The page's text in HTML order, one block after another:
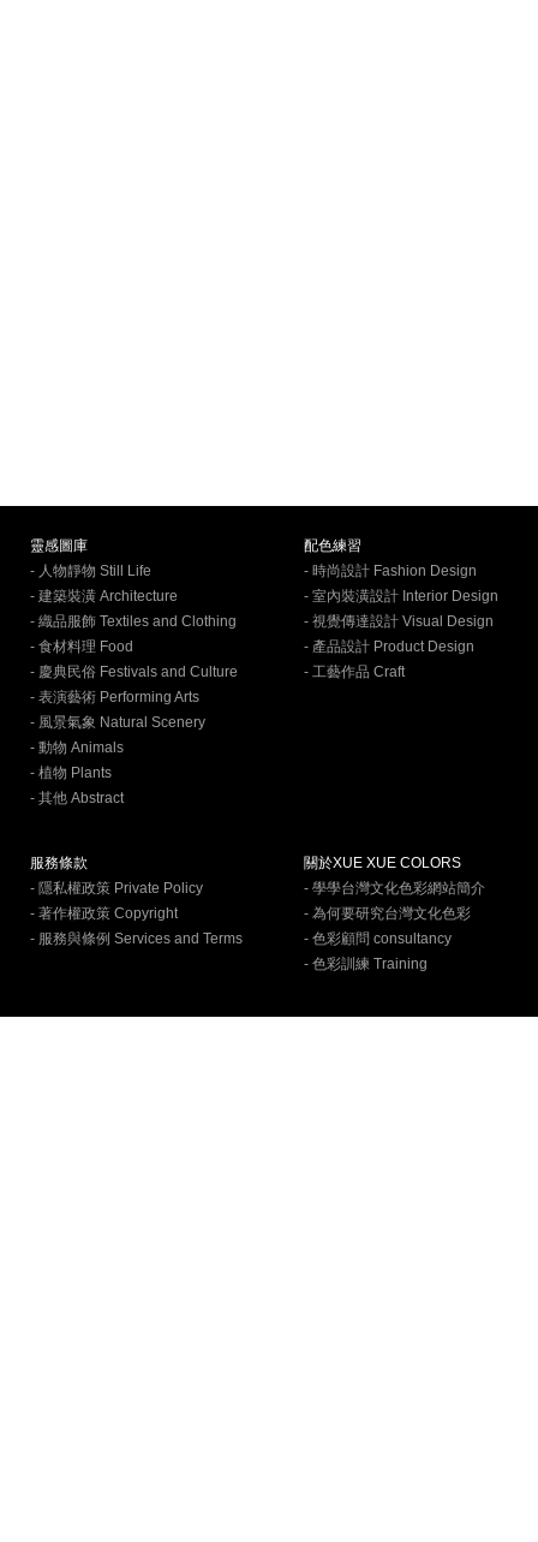
靈感圖庫
- 人物靜物 Still Life
- 建築裝潢 Architecture
- 織品服飾 Textiles and Clothing
- 食材料理 Food
- 慶典民俗 Festivals and Culture
- 表演藝術 Performing Arts
- 風景氣象 Natural Scenery
- 動物 Animals
- 植物 Plants
- 其他 Abstract
配色練習
- 時尚設計 Fashion Design
- 室內裝潢設計 Interior Design
- 視覺傳達設計 Visual Design
- 產品設計 Product Design
- 工藝作品 Craft
服務條款
- 隱私權政策 Private Policy
- 著作權政策 Copyright
- 服務與條例 Services and Terms
關於XUE XUE COLORS
- 學學台灣文化色彩網站簡介
- 為何要研究台灣文化色彩
- 色彩顧問 consultancy
- 色彩訓練 Training